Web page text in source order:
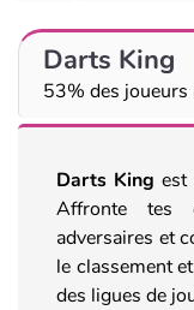
Darts King
53% des joueurs
Darts King est
Affronte tes
adversaires et
le classement
des ligues de